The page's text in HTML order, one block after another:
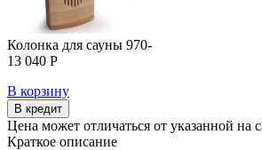
Колонка для сауны 970-
13 040 Р
В корзину
В кредит
Цена может отличаться от указанной на
Краткое описание